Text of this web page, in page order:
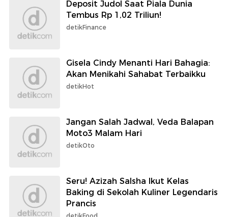
Deposit Judol Saat Piala Dunia
Tembus Rp 1,02 Triliun!
detikFinance
Gisela Cindy Menanti Hari Bahagia:
Akan Menikahi Sahabat Terbaikku
detikHot
Jangan Salah Jadwal, Veda Balapan
Moto3 Malam Hari
detikOto
Seru! Azizah Salsha Ikut Kelas
Baking di Sekolah Kuliner Legendaris
Prancis